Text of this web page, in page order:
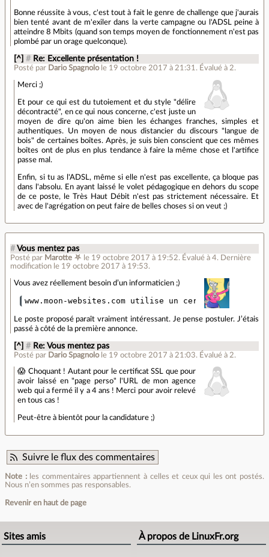
Bonne réussite à vous, c'est tout à fait le genre de challenge que j'aurais
bien tenté avant de m'exiler dans la verte campagne ou l'ADSL peine à
atteindre 8 Mbits (quand son temps moyen de fonctionnement n'est pas
plombé par un orage quelconque).
[^] # Re: Excellente présentation !
Posté par Dario Spagnolo le 19 octobre 2017 à 21:31 . Évalué à 2.
Merci ;)
Et pour ce qui est du tutoiement et du style "délire
décontracté", en ce qui nous concerne, c'est juste un
moyen de dire qu'on aime bien les échanges franches, simples et
authentiques. Un moyen de nous distancier du discours "langue de
bois" de certaines boîtes. Après, je suis bien conscient que ces mêmes
boîtes ont de plus en plus tendance à faire la même chose et l'artifice
passe mal.
Enfin, si tu as l'ADSL, même si elle n'est pas excellente, ça bloque pas
dans l'absolu. En ayant laissé le volet pédagogique en dehors du scope
de ce poste, le Très Haut Débit n'est pas strictement nécessaire. Et
avec de l'agrégation on peut faire de belles choses si on veut ;)
# Vous mentez pas
Posté par Marotte ⛧ le 19 octobre 2017 à 19:52. Évalué à 4. Dernière
modification le 19 octobre 2017 à 19:53.
Vous avez réellement besoin d’un informaticien ;)
Le poste proposé paraît vraiment intéressant. Je pense postuler. J’étais
passé à côté de la première annonce.
[^] # Re: Vous mentez pas
Posté par Dario Spagnolo le 19 octobre 2017 à 21:03. Évalué à 2.
😱 Choquant ! Autant pour le certificat SSL que pour
avoir laissé en "page perso" l'URL de mon agence
web qui a fermé il y a 4 ans ! Merci pour avoir relevé
en tous cas !
Peut-être à bientôt pour la candidature ;)
Suivre le flux des commentaires
Note :les commentaires appartiennent à celles et ceux qui les ont postés.
Nous n’en sommes pas responsables.
Revenir en haut de page
Sites amis À propos de LinuxFr.org